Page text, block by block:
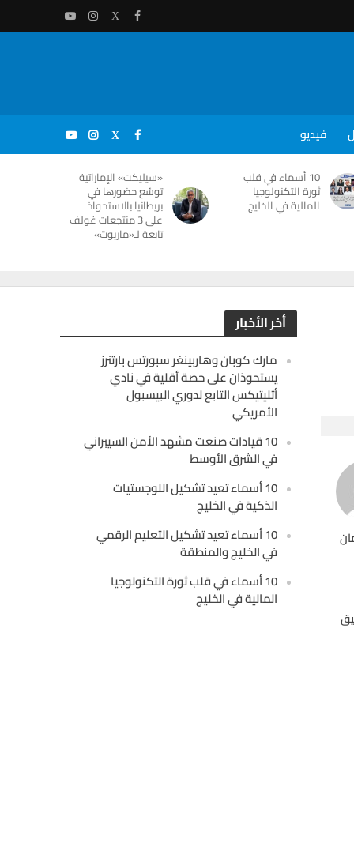
فيديو
10 أسماء في قلب
ثورة التكنولوجيا
المالية في الخليج
«سيليكت» الإماراتية
توسّع حضورها في
بريطانيا بالاستحواذ
على 3 منتجعات غولف
تابعة لـ«ماريوت»
أخر الأخبار
مارك كوبان وهاربينغر سبورتس بارتنرز
يستحوذان على حصة أقلية في نادي
أثليتيكس التابع لدوري البيسبول
الأمريكي
10 قيادات صنعت مشهد الأمن السيبراني
في الشرق الأوسط
10 أسماء تعيد تشكيل اللوجستيات
الذكية في الخليج
10 أسماء تعيد تشكيل التعليم الرقمي
في الخليج والمنطقة
10 أسماء في قلب ثورة التكنولوجيا
المالية في الخليج